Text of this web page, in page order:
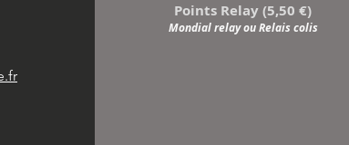
Points Relay (5,50 €)
Mondial relay ou Relais colis